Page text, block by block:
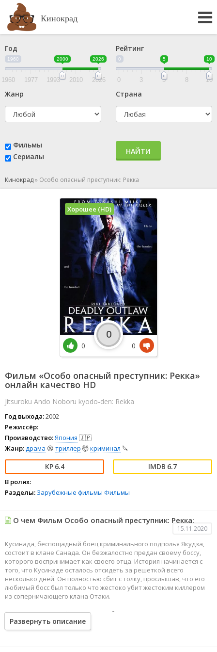
Кинокрад
Год
1960 2000 2026
1960 1977 1993 2010 2026
Рейтинг
0 5 10
0 3 5 8 10
Жанр Страна
Фильмы
Сериалы
НАЙТИ
Кинокрад» Особо опасный преступник: Рекка
Фильм «Особо опасный преступник: Рекка»
онлайн качество HD
Jitsuroku Ando Noboru kyodo-den: Rekka
Год выхода:2002
Режиссёр:
Производство:Япония 🇯🇵
Жанр: драма 😫 триллер 🤯криминал 🔪
6.4 6.7
В ролях:
Разделы: Зарубежные фильмы Фильмы
Хорошее (HD)
0
0
0
О чем Фильм Особо опасный преступник: Рекка:
15.11.2020
Кусинада, беспощадный боец криминального подполья Якудза,
состоит в клане Санада. Он безжалостно предан своему боссу,
которого воспринимает как своего отца. История начинается с
того, что Кусинаде осталось отсидеть за решеткой всего
несколько дней. Он полностью сбит с толку, прослышав, что его
любимый босс был только что жестоко убит жестоким киллером
из соперничающего клана Отаки.
Вскоре после этого Кусинаду освобождают.
У него есть план — устроить ад в криминальном мире, трясти
образом, он планирует разоблачить убийцу своего господина. Но
Развернуть описание